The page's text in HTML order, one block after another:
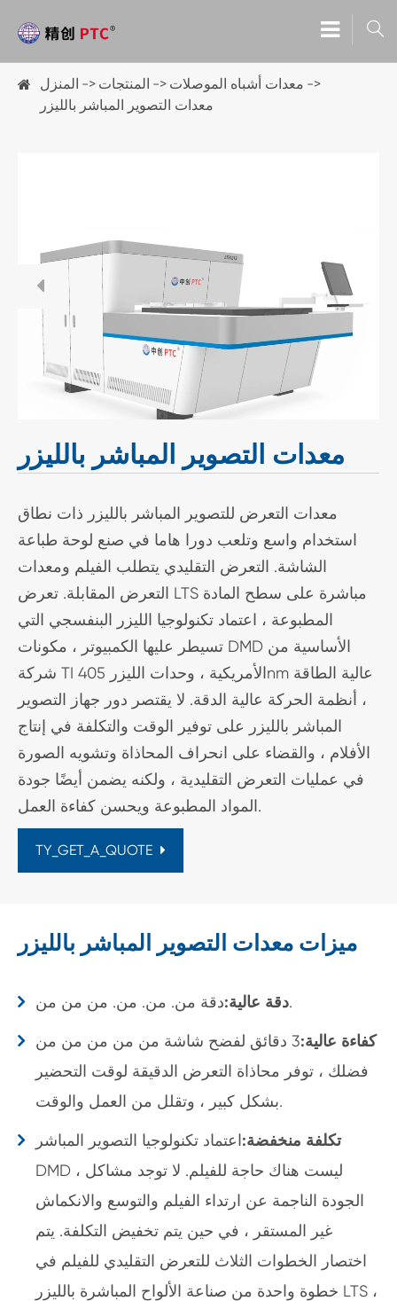

المنزل المنتجات
معدات أشباه الموصلات
معدات التصوير المباشر بالليزر
معدات التصوير المباشر بالليزر
معدات التعرض للتصوير المباشر بالليزر ذات نطاق
استخدام واسع وتلعب دورا هاما في صنع لوحة طباعة
الشاشة. التعرض التقليدي يتطلب الفيلم ومعدات
التعرض المقابلة. تعرض LTS مباشرة على سطح المادة
المطبوعة ، اعتماد تكنولوجيا الليزر البنفسجي التي
تسيطر عليها الكمبيوتر ، مكونات DMD الأساسية من
شركة TI الأمريكية ، وحدات الليزر 405nm عالية الطاقة
، أنظمة الحركة عالية الدقة. لا يقتصر دور جهاز التصوير
المباشر بالليزر على توفير الوقت والتكلفة في إنتاج
الأفلام ، والقضاء على انحراف المحاذاة وتشويه الصورة
في عمليات التعرض التقليدية ، ولكنه يضمن أيضًا جودة
المواد المطبوعة ويحسن كفاءة العمل.
TY_GET_A_QUOTE
ميزات معدات التصوير المباشر بالليزر
دقة عالية:دقة من. من. من. من من من.
كفاءة عالية:
3 دقائق لفضح شاشة من من من من من
فضلك ، توفر محاذاة التعرض الدقيقة لوقت التحضير
بشكل كبير ، وتقلل من العمل والوقت.
تكلفة منخفضة:اعتماد تكنولوجيا التصوير المباشر
DMD ، ليست هناك حاجة للفيلم. لا توجد مشاكل
الجودة الناجمة عن ارتداء الفيلم والتوسع والانكماش
غير المستقر ، في حين يتم تخفيض التكلفة. يتم
اختصار الخطوات الثلاث للتعرض التقليدي للفيلم في
خطوة واحدة من صناعة الألواح المباشرة بالليزر LTS ،